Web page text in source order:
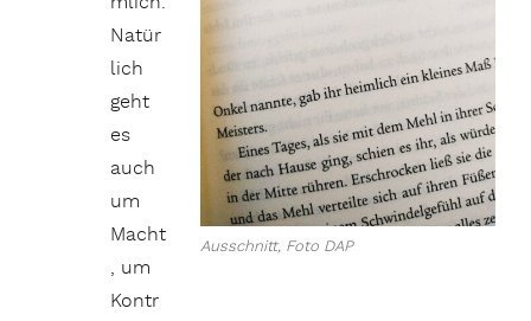
Ausschnitt, Foto DAP
Natür
lich
geht
es
auch
um
Macht
, um
Kontr